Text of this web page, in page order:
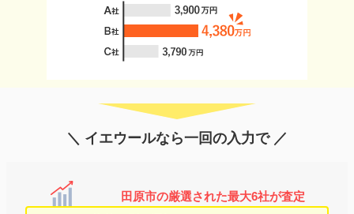
＼ イエウールなら一回の入力で ／
田原市の厳選された最大6社が査定